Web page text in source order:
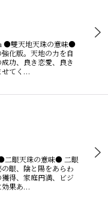
雙天地天珠の意味●
化版。天地の力を自
功、良き恋愛、良き
せてく…
眼天珠の意味● 二眼
眼、陰と陽をあらわ
得、家庭円満、ビジ
効果あ…